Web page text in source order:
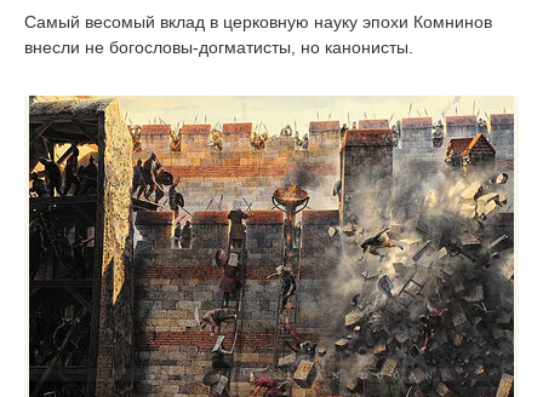
Самый весомый вклад в церковную науку эпохи Комнинов
внесли не богословы-догматисты, но канонисты.